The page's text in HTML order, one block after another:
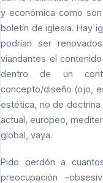
y económica como
boletín de iglesia. Hay
podrían ser
viandantes el
dentro de un
concepto/diseño (ojo,
estética, no de doctrina
actual, europeo,
global, vaya.
Pido perdón a
preocupación